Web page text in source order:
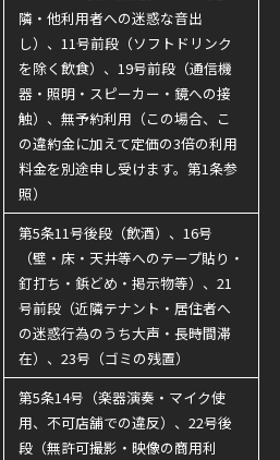
隣・他利用者への迷惑な音出
し）、11号前段（ソフトドリンク
を除く飲食）、19号前段（通信機
器・照明・スピーカー・鏡への接
触）、無予約利用（この場合、こ
の違約金に加えて定価の3倍の利用
料金を別途申し受けます。第1条参
照）
第5条11号後段（飲酒）、16号
（壁・床・天井等へのテープ貼り・
釘打ち・鋲どめ・掲示物等）、21
号前段（近隣テナント・居住者へ
の迷惑行為のうち大声・長時間滞
在）、23号（ゴミの残置）
第5条14号（楽器演奏・マイク使
用、不可店舗での違反）、22号後
段（無許可撮影・映像の商用利